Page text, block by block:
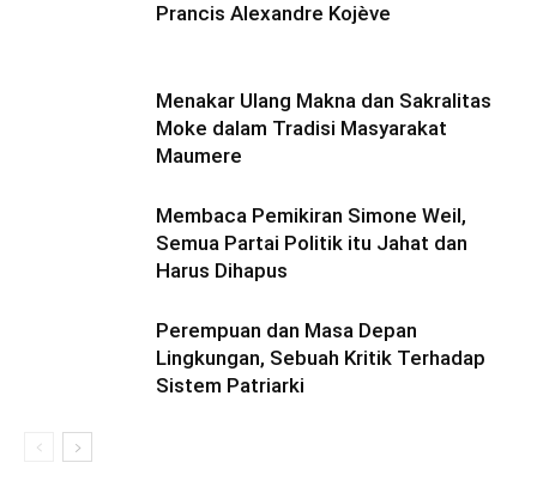
Prancis Alexandre Kojève
Menakar Ulang Makna dan Sakralitas
Moke dalam Tradisi Masyarakat
Maumere
Membaca Pemikiran Simone Weil,
Semua Partai Politik itu Jahat dan
Harus Dihapus
Perempuan dan Masa Depan
Lingkungan, Sebuah Kritik Terhadap
Sistem Patriarki